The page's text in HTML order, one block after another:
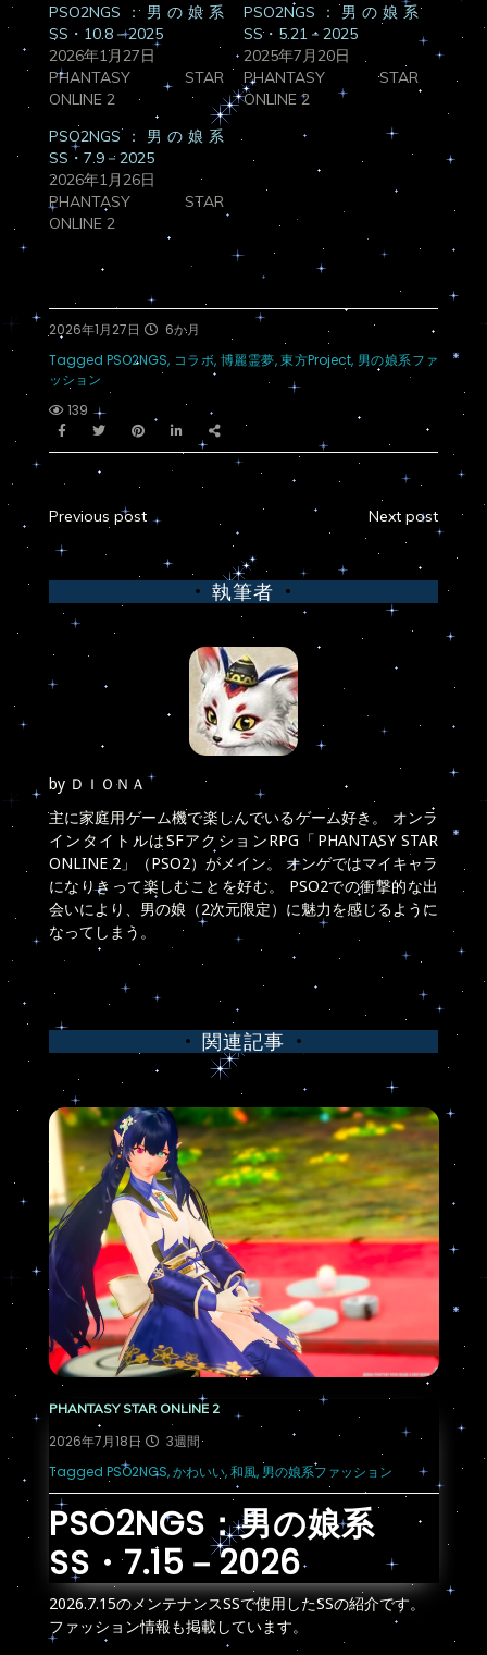
PSO2NGS：男の娘系
SS・10.8－2025
2026年1月27日
PHANTASY STAR
ONLINE 2
PSO2NGS：男の娘系
SS・5.21－2025
2025年7月20日
PHANTASY STAR
ONLINE 2
PSO2NGS：男の娘系
SS・7.9－2025
2026年1月26日
PHANTASY STAR
ONLINE 2
2026年1月27日
6か月
TaggedPSO2NGS, コラボ, 博麗霊夢,東方Project, 男の娘系ファ
ッション
139
Previous post Next post
執筆者
by ＤＩＯＮＡ
主に家庭用ゲーム機で楽しんでいるゲーム好き。 オンラ
インタイトルはSFアクションRPG「PHANTASY STAR
ONLINE 2」（PSO2）がメイン。 オンゲではマイキャラ
になりきって楽しむことを好む。 PSO2での衝撃的な出
会いにより、男の娘（2次元限定）に魅力を感じるように
なってしまう。
関連記事
PHANTASY STAR ONLINE 2
2026年7月18日
3週間
Tagged PSO2NGS,かわいい,和風, 男の娘系ファッション
PSO2NGS：男の娘系
SS・7.15－2026
2026.7.15のメンテナンスSSで使用したSSの紹介です。
ファッション情報も掲載しています。